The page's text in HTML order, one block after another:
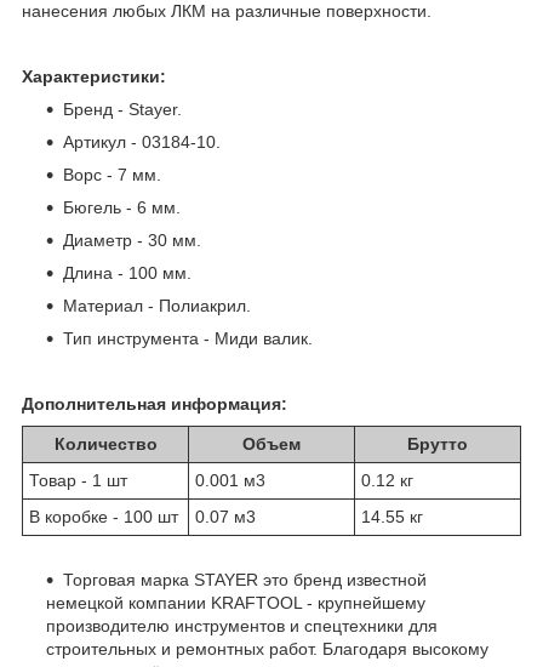
нанесения любых ЛКМ на различные поверхности.
Характеристики:
Бренд - Stayer.
Артикул - 03184-10.
Ворс - 7 мм.
Бюгель - 6 мм.
Диаметр - 30 мм.
Длина - 100 мм.
Материал - Полиакрил.
Тип инструмента - Миди валик.
Дополнительная информация:
Количество Объем
Брутто
Товар - 1 шт
0.001 м3
0.12 кг
В коробке - 100 шт
0.07 м3 14.55 кг
Торговая марка STAYER это бренд известной
немецкой компании KRAFTOOL - крупнейшему
производителю инструментов и спецтехники для
строительных и ремонтных работ. Благодаря высокому